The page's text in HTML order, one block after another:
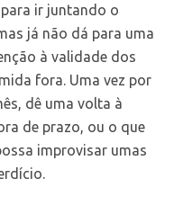
ir juntando o
já não dá para uma
à validade dos
fora. Uma vez por
dê uma volta à
de prazo, ou o que
improvisar umas